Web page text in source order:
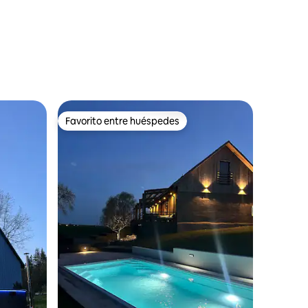
Favorito entre huéspedes
Favorito entre huéspedes